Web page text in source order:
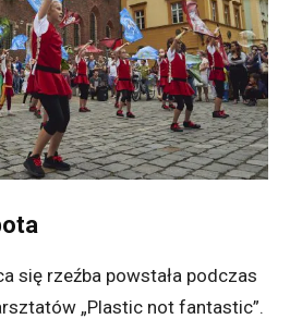
się rzeźba powstała podczas
„Plastic not fantastic”.